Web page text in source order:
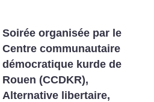
Soirée organisée par le
Centre communautaire
démocratique kurde de
Rouen (CCDKR),
Alternative libertaire,